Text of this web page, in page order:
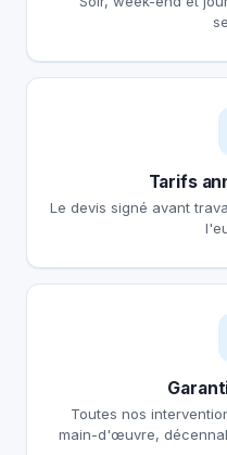
Tarifs
Le devis signé avant
Toutes nos
main-d'œuvre,